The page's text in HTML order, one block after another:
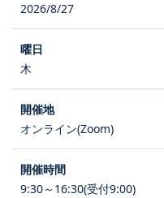
2026/8/27
木
オンライン(Zoom)
9:30～16:30(受付9:00)